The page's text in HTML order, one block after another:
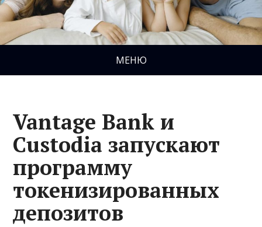
МЕНЮ
Vantage Bank и
Custodia запускают
программу
токенизированных
депозитов